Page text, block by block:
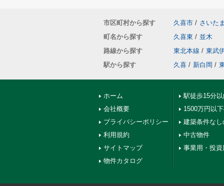
市区町村から探す 久喜市 / さいた
町名から探す
久喜東 / 並木
路線から探す
東北本線 / 東武
駅から探す
久喜 / 新白岡 /
ホーム
会社概要
プライバシーポリシー
利用規約
サイトマップ
物件カタログ
駅徒歩15分
1500万円以
建築条件なし
中古物件
事業用・投資